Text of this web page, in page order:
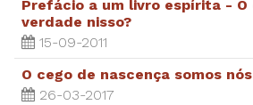
Prefácio a um livro espírita - O
verdade nisso?
15-09-2011
O cego de nascença somos nós
26-03-2017